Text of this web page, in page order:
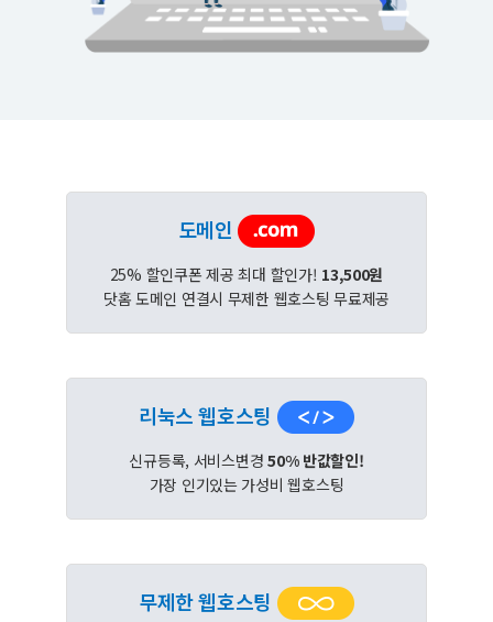
도메인
25% 할인쿠폰 제공 최대 할인가! 13,500원
닷홈 도메인 연결시 무제한 웹호스팅 무료제공
리눅스 웹호스팅
신규등록, 서비스변경50% 반값할인!
가장 인기있는 가성비 웹호스팅
무제한 웹호스팅